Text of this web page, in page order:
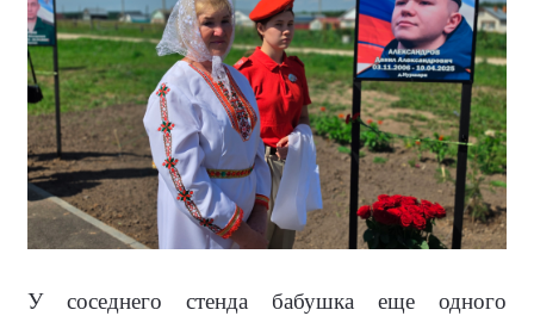
У соседнего стенда бабушка еще одного